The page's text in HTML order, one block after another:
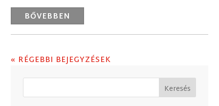
BŐVEBBEN
« RÉGEBBI BEJEGYZÉSEK